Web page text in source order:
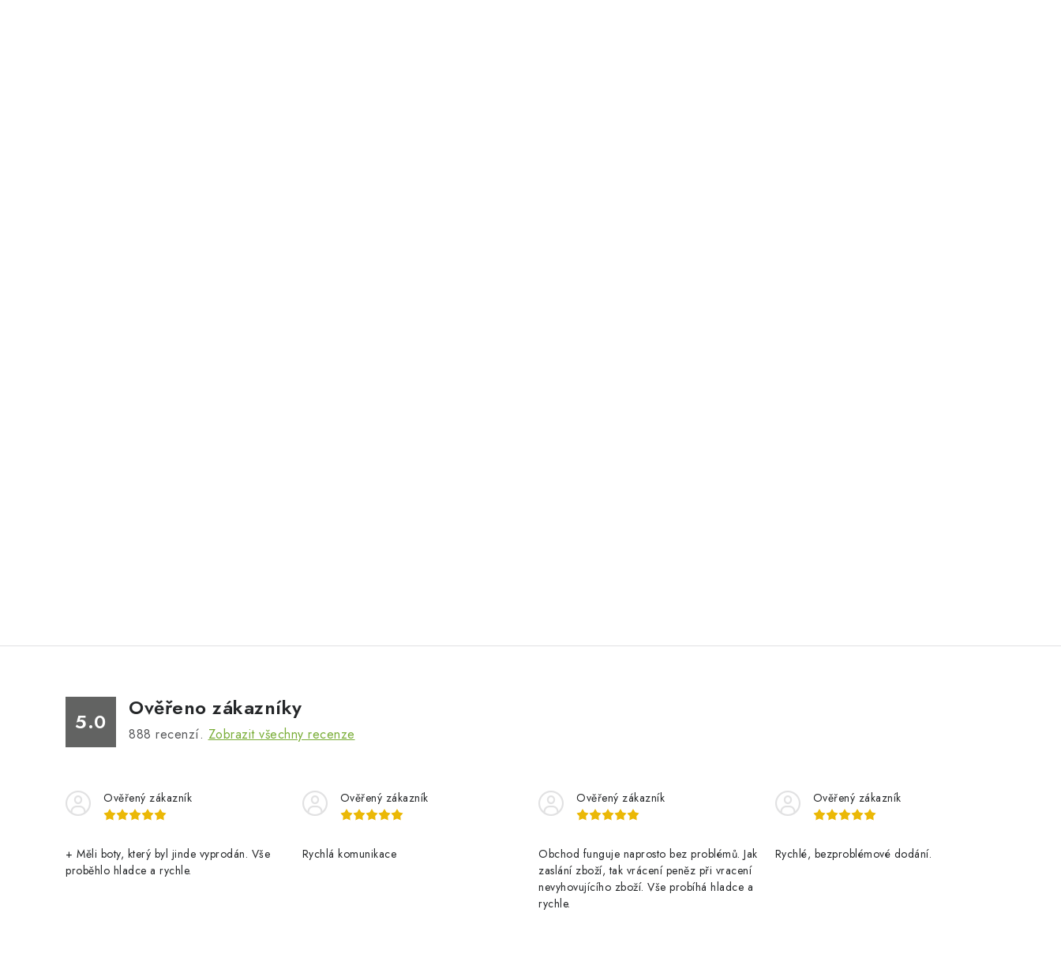
5.0
Ověřeno zákazníky
888 recenzí. Zobrazit všechny recenze
Ověřený zákazník
+ Měli boty, který byl jinde vyprodán. Vše
proběhlo hladce a rychle.
Ověřený zákazník
Rychlá komunikace
Ověřený zákazník
Obchod funguje naprosto bez problémů. Jak
zaslání zboží, tak vrácení peněz při vracení
nevyhovujícího zboží. Vše probíhá hladce a
rychle.
Ověřený zákazník
Rychlé, bezproblémové dodání.